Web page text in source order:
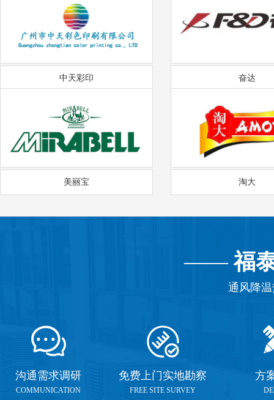
中天彩印 奋达
美丽宝 淘大
——福
通风降
沟通需求调研
COMMUNICATION
免费上门实地勘察
FREE SITE SURVEY
方